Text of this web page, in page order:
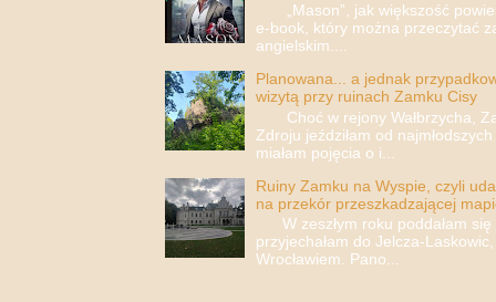
„Mason”, jak większość
e-book, który można przeczytać
angielskim....
Planowana... a jednak
wizytą przy ruinach Zamku Cisy
Choć w rejony Wałbrzycha,
Zdroju jeździłam od
miałam pojęcia o i...
Ruiny Zamku na Wyspie, czyli
na przekór przeszkadzającej
W zeszłym roku poddałam się
przyjechałam do Jelcza-
Wrocławiem. Pano...